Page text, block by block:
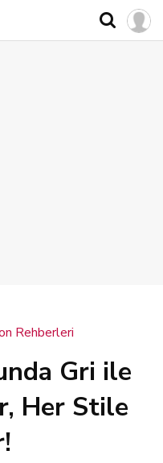
Rehberleri
Gri ile
Her Stile